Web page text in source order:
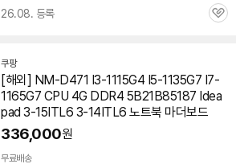
26.08. 등록
관
쿠팡
[해외] NM-D471 I3-1115G4 I5-1135G7 I7-
1165G7 CPU 4G DDR4 5B21B85187 Idea
pad 3-15ITL6 3-14ITL6 노트북 마더보드
336,000원
무료배송